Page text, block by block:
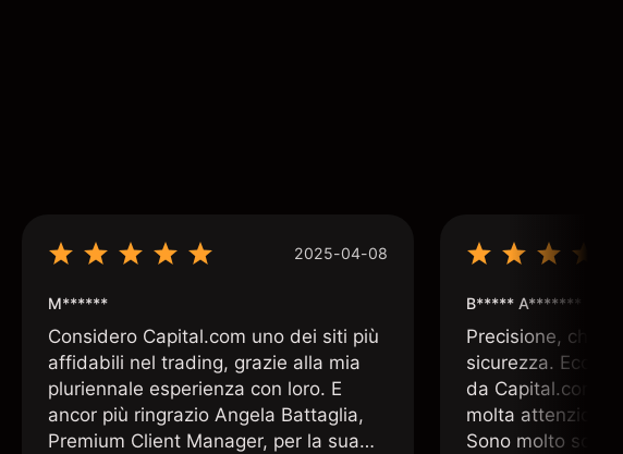
2025-04-08
M******
Considero Capital.com uno dei siti più
affidabili nel trading, grazie alla mia
pluriennale esperienza con loro. E
ancor più ringrazio Angela Battaglia,
Premium Client Manager, per la sua
B***** A*******
Precisione,
sicurezza. Ecco
da Capital.com.
molta attenzione
Sono molto